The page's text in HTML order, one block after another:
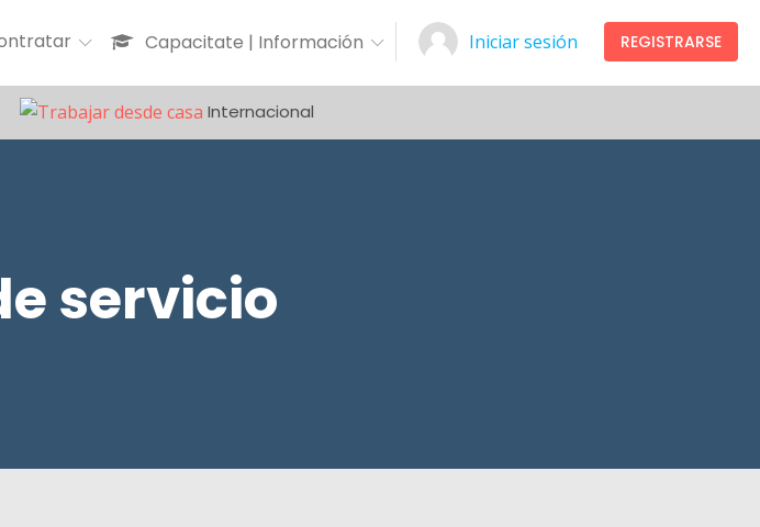
Capacitate | Información Iniciar sesión REGISTRARSE
Internacional
servicio